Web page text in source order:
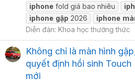
iphone fold giá bao nhiêu
iphone gập 2026 iphone
Diễn đàn: Khoa học thường thức
Không chỉ là màn hình
quyết định hồi sinh Touch
mới